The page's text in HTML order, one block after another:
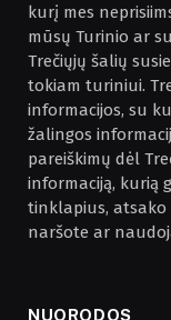
kurį mes
mūsų Turinio ar
Trečiųjų šalių
tokiam turiniui.
informacijos, su
žalingos
pareiškimų dėl
informaciją, kurią
tinklapius, atsako
naršote ar
NUORODOS